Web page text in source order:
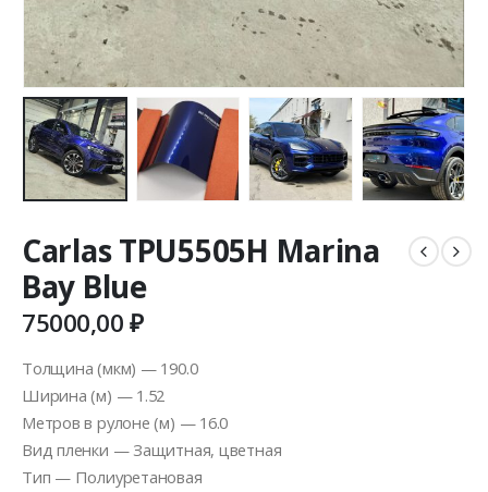
Carlas TPU5505H Marina
Bay Blue
75000,00₽
Толщина (мкм) — 190.0
Ширина (м) — 1.52
Метров в рулоне (м) — 16.0
Вид пленки — Защитная, цветная
Тип — Полиуретановая